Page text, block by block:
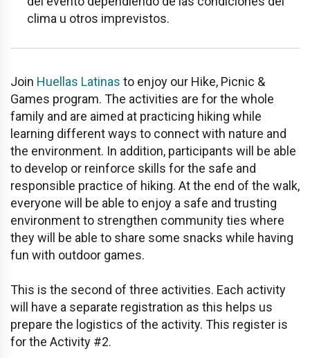
clima u otros imprevistos.
Join Huellas Latinas to enjoy our Hike, Picnic &
Games program. The activities are for the whole
family and are aimed at practicing hiking while
learning different ways to connect with nature and
the environment. In addition, participants will be able
to develop or reinforce skills for the safe and
responsible practice of hiking. At the end of the walk,
everyone will be able to enjoy a safe and trusting
environment to strengthen community ties where
they will be able to share some snacks while having
fun with outdoor games.
This is the second of three activities. Each activity
will have a separate registration as this helps us
prepare the logistics of the activity. This register is
for the Activity #2.